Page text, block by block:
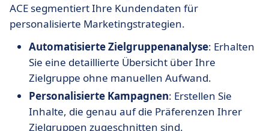
ACE segmentiert Ihre Kundendaten für
personalisierte Marketingstrategien.
Automatisierte Zielgruppenanalyse: Erhalten
Sie eine detaillierte Übersicht über Ihre
Zielgruppe ohne manuellen Aufwand.
Personalisierte Kampagnen: Erstellen Sie
Inhalte, die genau auf die Präferenzen Ihrer
Zielgruppen zugeschnitten sind.